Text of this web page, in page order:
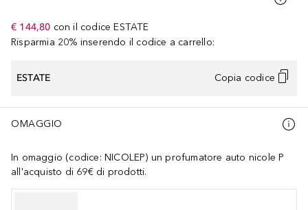
€ 144,80 con il codice ESTATE
Risparmia 20% inserendo il codice a carrello:
ESTATE Copia codice
OMAGGIO
In omaggio (codice: NICOLEP) un profumatore auto nicole P
all'acquisto di 69€ di prodotti.